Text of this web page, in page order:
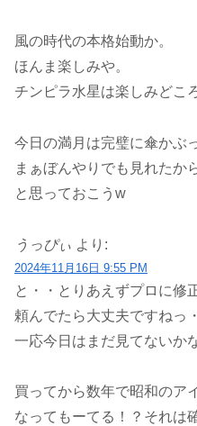
風の時代の本格始動か。
ほんま楽しみや。
チンピラ水星は楽しみどこ
今日の満月は完璧に傘かぶ
まぁぼんやりでも見れたか
と思っておこうw
うっぴぃ より:
2024年11月16日 9:55 PM
と・・とりあえずプロに修
頼んでたら大丈夫ですねっ
一応今日はまだ見てないか
買ってから数年で昭和のア
なってもーてる！？それは